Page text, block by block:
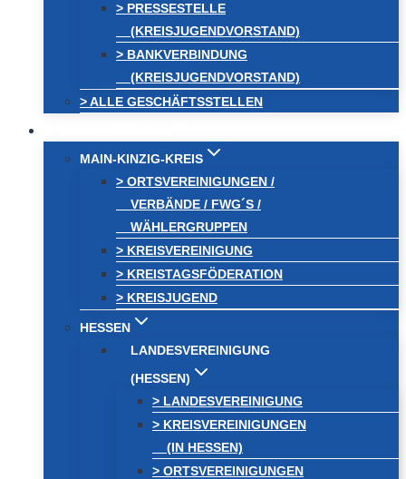
> PRESSESTELLE
(KREISJUGENDVORSTAND)
> BANKVERBINDUNG
(KREISJUGENDVORSTAND)
> ALLE GESCHÄFTSSTELLEN
MAIN-KINZIG-KREIS
> ORTSVEREINIGUNGEN /
VERBÄNDE / FWG´S /
WÄHLERGRUPPEN
> KREISVEREINIGUNG
> KREISTAGSFÖDERATION
> KREISJUGEND
HESSEN
LANDESVEREINIGUNG
(HESSEN)
> LANDESVEREINIGUNG
> KREISVEREINIGUNGEN
(IN HESSEN)
> ORTSVEREINIGUNGEN